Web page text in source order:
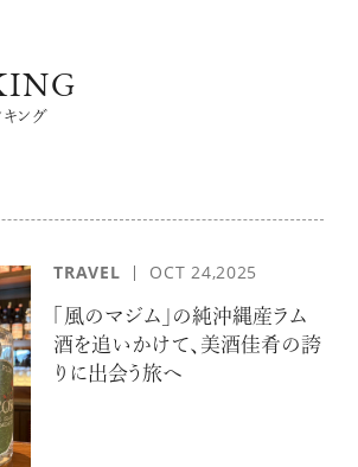
ング
TRAVEL OCT 24,2025
「風のマジム」の純沖縄産ラム
酒を追いかけて、美酒佳肴の誇
りに出会う旅へ